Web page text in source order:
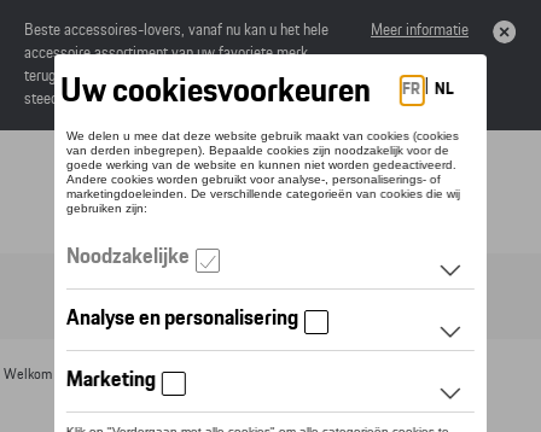
Beste accessoires-lovers, vanaf nu kan u het hele
accessoire assortiment van uw favoriete merk
terugvinden in de online catalogus. Deze kunnen
steeds besteld worden via uw dealer.
Meer informatie
Toggle navigation
Welkom >Voor u >Divers >